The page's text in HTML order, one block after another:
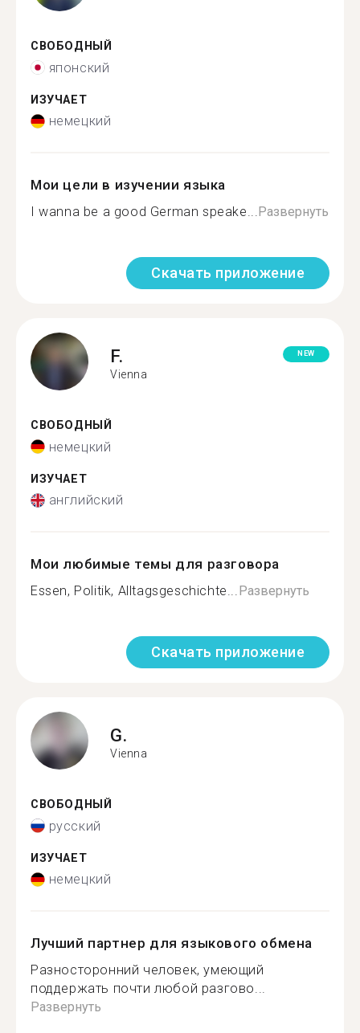
СВОБОДНЫЙ
японский
ИЗУЧАЕТ
немецкий
Мои цели в изучении языка
I wanna be a good German speake...Развернуть
Скачать приложение
F.
Vienna
NEW
СВОБОДНЫЙ
немецкий
ИЗУЧАЕТ
английский
Мои любимые темы для разговора
Essen, Politik, Alltagsgeschichte...Развернуть
Скачать приложение
G.
Vienna
СВОБОДНЫЙ
русский
ИЗУЧАЕТ
немецкий
Лучший партнер для языкового обмена
Разносторонний человек, умеющий
поддержать почти любой разгово...
Развернуть